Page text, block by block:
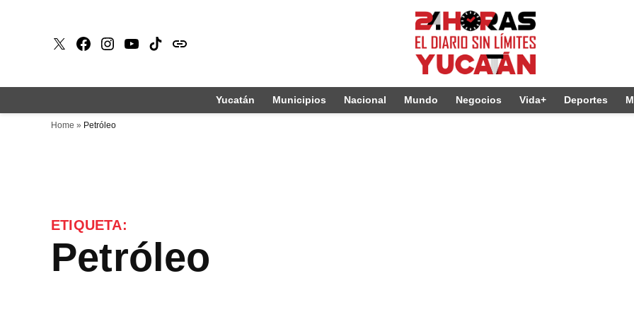
X Faceboook
Instagram
Youtube
Tiktokissuu
Yucatán Municipios Nacional Mundo Negocios Vida+ Deportes
Home » Petróleo
ETIQUETA:
Petróleo